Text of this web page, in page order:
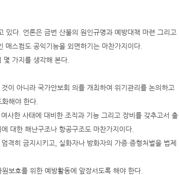
있다. 언론은 금번 산불의 원인규명과 예방대책 마련 그리고
스컴도 공익기능을 외면하기는 마찬가지이다.
가지를 생각해 본다.
이 아니라 국가안보회 의를 개최하여 위기관리를 논의하고
해야 한다.
사한 사태에 대비한 조직과 기능 그리고 장비를 갖추고서 출
대한 해난구조나 항공구조도 마찬가지이다.
격히 금지시키고, 실화자나 방화자의 가증·증형처벌을 법제
보호를 위한 예방활동에 앞장서도록 해야 한다.